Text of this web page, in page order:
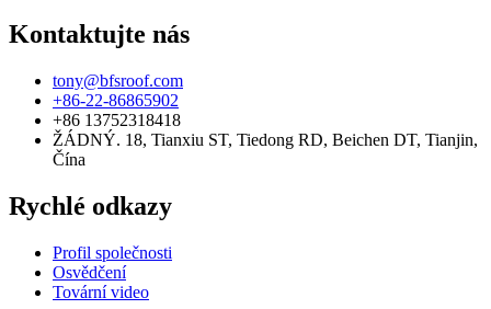
Kontaktujte nás
tony@bfsroof.com
+86-22-86865902
+86 13752318418
ŽÁDNÝ. 18, Tianxiu ST, Tiedong RD, Beichen DT, Tianjin,
Čína
Rychlé odkazy
Profil společnosti
Osvědčení
Tovární video